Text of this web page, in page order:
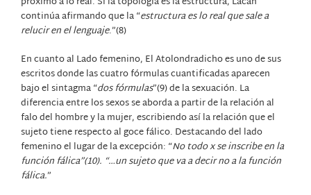
continúa afirmando que la “estructura es lo real que sale a
relucir en el lenguaje.”(8)
En cuanto al Lado femenino, El Atolondradicho es uno de sus
escritos donde las cuatro fórmulas cuantificadas aparecen
bajo el sintagma “dos fórmulas”(9) de la sexuación. La
diferencia entre los sexos se aborda a partir de la relación al
falo del hombre y la mujer, escribiendo así la relación que el
sujeto tiene respecto al goce fálico. Destacando del lado
femenino el lugar de la excepción: “No todo x se inscribe en la
función fálica”(10). “…un sujeto que va a decir no a la función
fálica.”